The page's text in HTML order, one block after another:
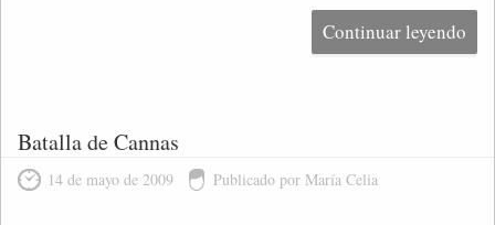
Continuar leyendo
Batalla de Cannas
14 de mayo de 2009 Publicado por María Celia